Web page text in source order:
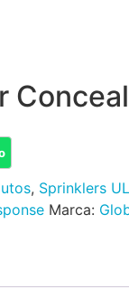
, Sprinklers
Marca: